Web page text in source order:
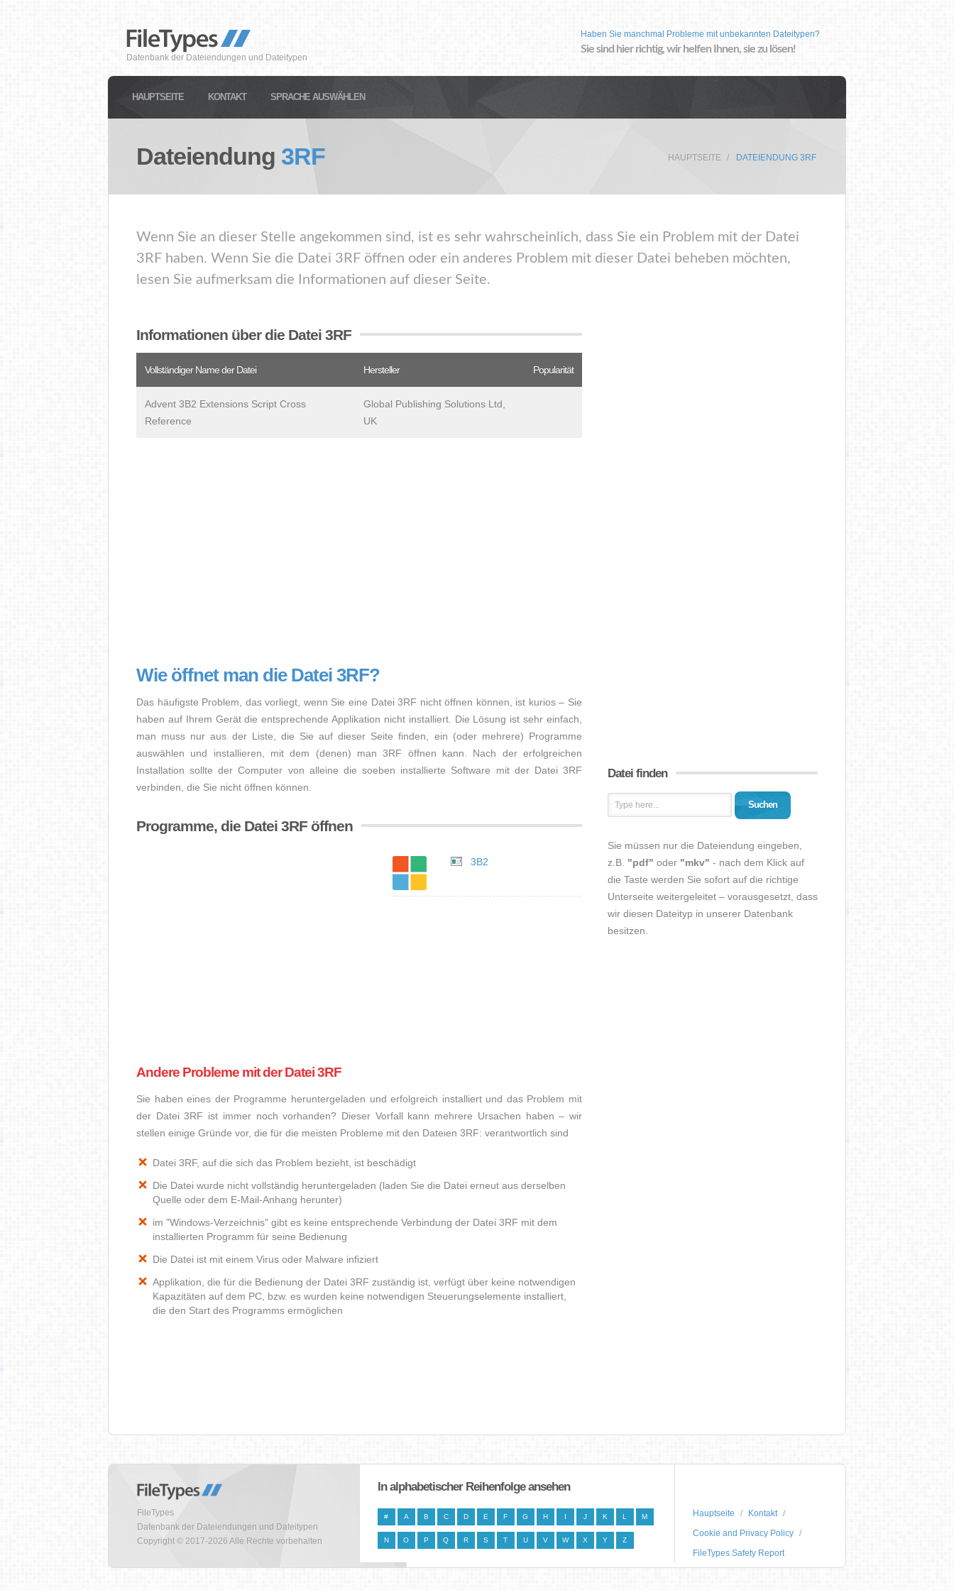
Datenbank der Dateiendungen und Dateitypen
Haben Sie manchmal Probleme mit unbekannten Dateitypen?
Sie sind hier richtig, wir helfen Ihnen, sie zu lösen!
HAUPTSEITE KONTAKT SPRACHE AUSWÄHLEN
Dateiendung 3RF HAUPTSEITE DATEIENDUNG 3RF
Wenn Sie an dieser Stelle angekommen sind, ist es sehr wahrscheinlich, dass Sie ein Problem mit der Datei
3RF haben. Wenn Sie die Datei 3RF öffnen oder ein anderes Problem mit dieser Datei beheben möchten,
lesen Sie aufmerksam die Informationen auf dieser Seite.
Informationen über die Datei 3RF
Vollständiger Name der Datei Hersteller Popularität
Advent 3B2 Extensions Script Cross
Reference
Global Publishing Solutions Ltd,
UK
Wie öffnet man die Datei 3RF?
Das häufigste Problem, das vorliegt, wenn Sie eine Datei 3RF nicht öffnen können, ist kurios – Sie
haben auf Ihrem Gerät die entsprechende Applikation nicht installiert. Die Lösung ist sehr einfach,
man muss nur aus der Liste, die Sie auf dieser Seite finden, ein (oder mehrere) Programme
auswählen und installieren, mit dem (denen) man 3RF öffnen kann. Nach der erfolgreichen
Installation sollte der Computer von alleine die soeben installierte Software mit der Datei 3RF
verbinden, die Sie nicht öffnen können.
Programme, die Datei 3RF öffnen
3B2
Andere Probleme mit der Datei 3RF
Sie haben eines der Programme heruntergeladen und erfolgreich installiert und das Problem mit
der Datei 3RF ist immer noch vorhanden? Dieser Vorfall kann mehrere Ursachen haben – wir
stellen einige Gründe vor, die für die meisten Probleme mit den Dateien 3RF: verantwortlich sind
Datei 3RF, auf die sich das Problem bezieht, ist beschädigt
Die Datei wurde nicht vollständig heruntergeladen (laden Sie die Datei erneut aus derselben
Quelle oder dem E-Mail-Anhang herunter)
im "Windows-Verzeichnis" gibt es keine entsprechende Verbindung der Datei 3RF mit dem
installierten Programm für seine Bedienung
Die Datei ist mit einem Virus oder Malware infiziert
Applikation, die für die Bedienung der Datei 3RF zuständig ist, verfügt über keine notwendigen
Kapazitäten auf dem PC, bzw. es wurden keine notwendigen Steuerungselemente installiert,
die den Start des Programms ermöglichen
Datei finden
Suchen
Sie müssen nur die Dateiendung eingeben,
z.B. "pdf" oder "mkv" - nach dem Klick auf
die Taste werden Sie sofort auf die richtige
Unterseite weitergeleitet – vorausgesetzt, dass
wir diesen Dateityp in unserer Datenbank
besitzen.
FileTypes
Datenbank der Dateiendungen und Dateitypen
Copyright © 2017-2026 Alle Rechte vorbehalten
In alphabetischer Reihenfolge ansehen
# A B C D E F G H I J K L M
N O P Q R S T U V W X Y Z
Hauptseite
Kontakt
Cookie and Privacy Policy
FileTypes Safety Report